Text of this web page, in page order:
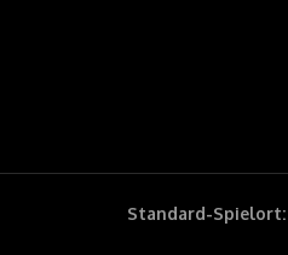
Standard-Spielort: